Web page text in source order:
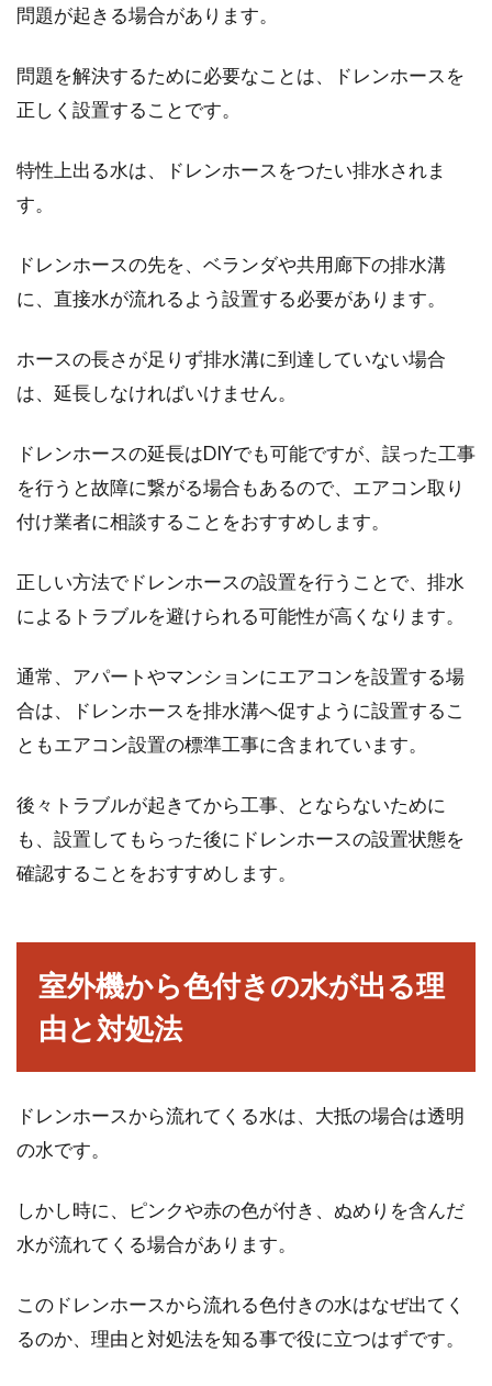
が！その原因と補修方法は？
現在、住宅のほとんどに窯業系のサイディング
のおしゃれな...
してもらいましょう！
管理会社は、賃貸物件を住みやすく管理してく
ったこと...
鉄骨造の柱の寸法の違いとは？メリ
ットなどをご紹介！
木造にするか鉄骨造にするか悩まれる方が多い
と思われます...
高層マンションは地震が起きても倒
壊しない？危険性を確認！
高層マンションに憧れを抱き、「いつか住も
う！」と夢見ている人は多いですよね。しか
築材料！使う際のコツとは
ごとに違った風貌が表現され魅力ですよね。ま
後悔しないために！サイディングの
縦張りの利点と欠点を知る
マイホームを建てると決まった時は、夢が叶っ
て幸せいっぱいですね。しかしいざとなると、
外壁に使...
問題が起きる場合があります。
問題を解決するために必要なことは、ドレンホースを
正しく設置することです。
特性上出る水は、ドレンホースをつたい排水されま
す。
ドレンホースの先を、ベランダや共用廊下の排水溝
に、直接水が流れるよう設置する必要があります。
ホースの長さが足りず排水溝に到達していない場合
は、延長しなければいけません。
ドレンホースの延長はDIYでも可能ですが、誤った工事
を行うと故障に繋がる場合もあるので、エアコン取り
付け業者に相談することをおすすめします。
正しい方法でドレンホースの設置を行うことで、排水
によるトラブルを避けられる可能性が高くなります。
通常、アパートやマンションにエアコンを設置する場
合は、ドレンホースを排水溝へ促すように設置するこ
ともエアコン設置の標準工事に含まれています。
後々トラブルが起きてから工事、とならないために
も、設置してもらった後にドレンホースの設置状態を
確認することをおすすめします。
室外機から色付きの水が出る理
由と対処法
ドレンホースから流れてくる水は、大抵の場合は透明
の水です。
しかし時に、ピンクや赤の色が付き、ぬめりを含んだ
水が流れてくる場合があります。
このドレンホースから流れる色付きの水はなぜ出てく
るのか、理由と対処法を知る事で役に立つはずです。